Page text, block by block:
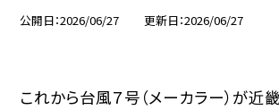
公開日 2026/06/27 更新日 2026/06/27
これから台風７号（メーカラー）が近